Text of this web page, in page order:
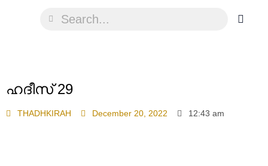
ഹദീസ് 29
THADHKIRAH December 20, 2022 12:43 am